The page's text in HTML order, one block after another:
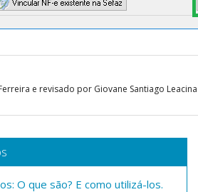
e revisado por Giovane Santiago Leacina
O que são? E como utilizá-los.